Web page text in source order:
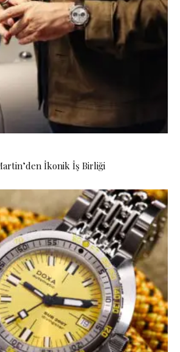
İkonik İş Birliği